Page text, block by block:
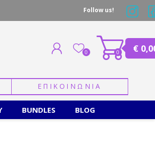
Follow us!
0 €
0
ΕΠΙΚΟΙΝΩΝΙΑ
BUNDLES BLOG